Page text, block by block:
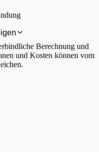
Berechnung und
und Kosten können vom